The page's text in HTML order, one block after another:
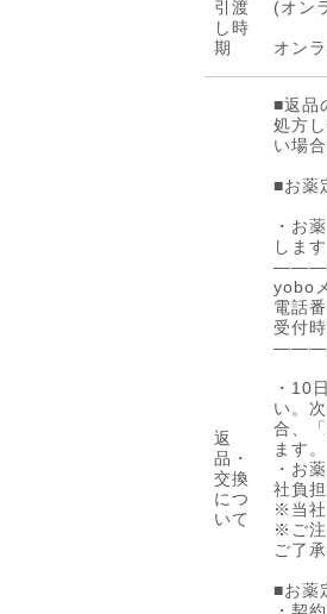
引渡
し時
期
(オン
オン
返
品・
交換
につ
いて
■返品
処方
い場
■お薬
・お
します
yobo
電話
受付
・10
い。
合、
ます。
・お
社負
※当社
※ご注
ご了
■お薬